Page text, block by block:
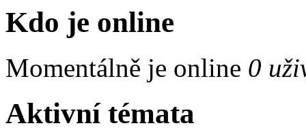
Kdo je online
Momentálně je online 0
Aktivní témata